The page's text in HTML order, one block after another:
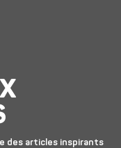
des articles inspirants